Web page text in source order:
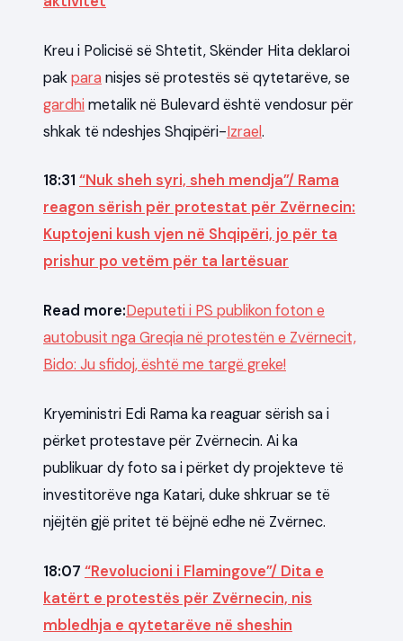
Kreu i Policisë së Shtetit, Skënder Hita deklaroi
pakpara nisjes së protestës së qytetarëve, se
gardhi metalik në Bulevard është vendosur për
shkak të ndeshjes Shqipëri-Izrael.
18:31 “Nuk sheh syri, sheh mendja”/ Rama
reagon sërish për protestat për Zvërnecin:
Kuptojeni kush vjen në Shqipëri, jo për ta
prishur po vetëm për ta lartësuar
Read more:Deputeti i PS publikon foton e
autobusit nga Greqia në protestën e Zvërnecit,
Bido: Ju sfidoj, është me targë greke!
Kryeministri Edi Rama ka reaguar sërish sa i
përket protestave për Zvërnecin. Ai ka
publikuar dy foto sa i përket dy projekteve të
investitorëve nga Katari, duke shkruar se të
njëjtën gjë pritet të bëjnë edhe në Zvërnec.
18:07 “Revolucioni i Flamingove”/ Dita e
katërt e protestës për Zvërnecin, nis
mbledhja e qytetarëve në sheshin